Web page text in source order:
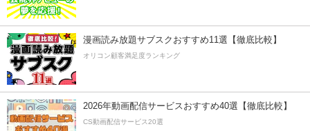
漫画読み放題サブスクおすすめ11選【徹底比較】
オリコン顧客満足度ランキング
2026年動画配信サービスおすすめ40選【徹底比較】
CS動画配信サービス20選